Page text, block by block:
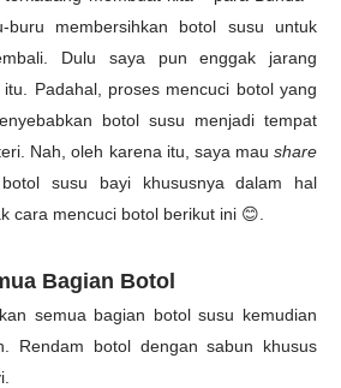
buru membersihkan botol susu untuk
Dulu saya pun enggak jarang
Padahal, proses mencuci botol yang
botol susu menjadi tempat
Nah, oleh karena itu, saya mau share
susu bayi khususnya dalam hal
cara mencuci botol berikut ini 😊.
Bagian Botol
semua bagian botol susu kemudian
Rendam botol dengan sabun khusus